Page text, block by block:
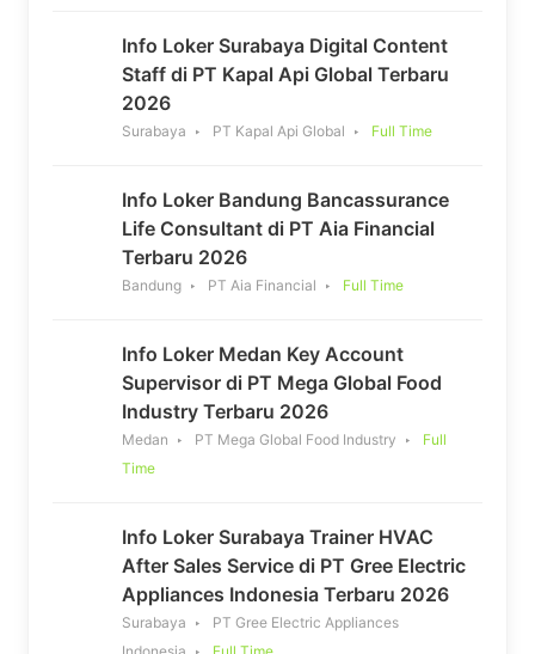
Info Loker Surabaya Digital Content
Staff di PT Kapal Api Global Terbaru
2026
Surabaya PT Kapal Api Global Full Time
Info Loker Bandung Bancassurance
Life Consultant di PT Aia Financial
Terbaru 2026
Bandung PT Aia Financial Full Time
Info Loker Medan Key Account
Supervisor di PT Mega Global Food
Industry Terbaru 2026
Medan PT Mega Global Food Industry
Full
Time
Info Loker Surabaya Trainer HVAC
After Sales Service di PT Gree Electric
Appliances Indonesia Terbaru 2026
Surabaya
PT Gree Electric Appliances